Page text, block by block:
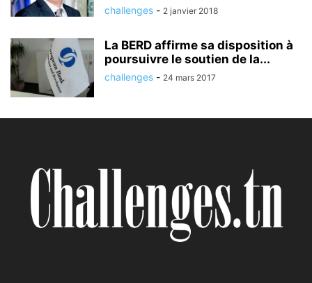
challenges - 2 janvier 2018
La BERD affirme sa disposition à
poursuivre le soutien de la...
challenges - 24 mars 2017